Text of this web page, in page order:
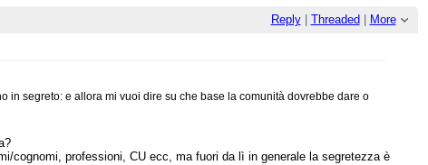
Reply| Threaded More
in segreto: e allora mi vuoi dire su che base la comunità dovrebbe dare o
cognomi, professioni, CU ecc, ma fuori da lì in generale la segretezza è